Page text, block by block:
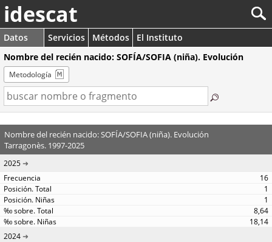
idescat
Datos Servicios Métodos
El Instituto
Nombre del recién nacido: SOFÍA/SOFIA (niña). Evolución
Metodología
Nombre del recién nacido: SOFÍA/SOFIA (niña). Evolución
Tarragonès. 1997-2025
2025
16
1
1
8,64
18,14
2024